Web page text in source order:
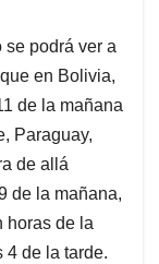
se podrá ver a
en Bolivia,
de la mañana
Paraguay,
de allá
de la mañana,
horas de la
4 de la tarde.